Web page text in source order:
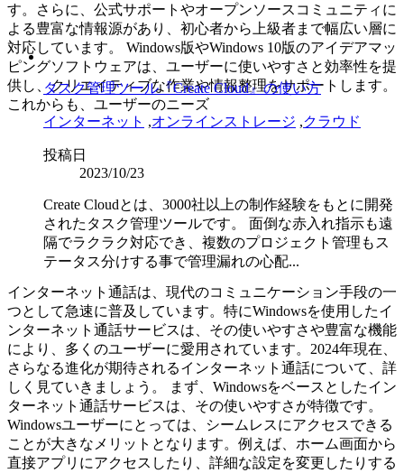
す。さらに、公式サポートやオープンソースコミュニティに
よる豊富な情報源があり、初心者から上級者まで幅広い層に
対応しています。 Windows版やWindows 10版のアイデアマッ
ピングソフトウェアは、ユーザーに使いやすさと効率性を提
供し、クリエイティブな作業や情報整理をサポートします。
これからも、ユーザーのニーズ
インターネット通話は、現代のコミュニケーション手段の一
つとして急速に普及しています。特にWindowsを使用したイ
ンターネット通話サービスは、その使いやすさや豊富な機能
により、多くのユーザーに愛用されています。2024年現在、
さらなる進化が期待されるインターネット通話について、詳
しく見ていきましょう。 まず、Windowsをベースとしたイン
ターネット通話サービスは、その使いやすさが特徴です。
Windowsユーザーにとっては、シームレスにアクセスできる
ことが大きなメリットとなります。例えば、ホーム画面から
直接アプリにアクセスしたり、詳細な設定を変更したりする
タスク管理ツール『Create Cloud』の使い方
インターネット ,オンラインストレージ ,クラウド
投稿日
2023/10/23
Create Cloudとは、3000社以上の制作経験をもとに開発
されたタスク管理ツールです。 面倒な赤入れ指示も遠
隔でラクラク対応でき、複数のプロジェクト管理もス
テータス分けする事で管理漏れの心配...